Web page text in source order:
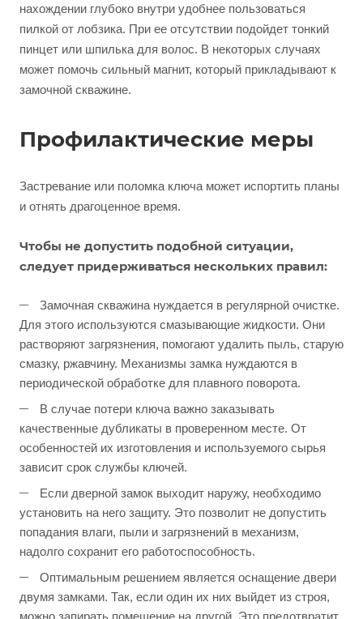
нахождении глубоко внутри удобнее пользоваться
пилкой от лобзика. При ее отсутствии подойдет тонкий
пинцет или шпилька для волос. В некоторых случаях
может помочь сильный магнит, который прикладывают к
замочной скважине.
Профилактические меры
Застревание или поломка ключа может испортить планы
и отнять драгоценное время.
Чтобы не допустить подобной ситуации,
следует придерживаться нескольких правил:
Замочная скважина нуждается в регулярной очистке.
Для этого используются смазывающие жидкости. Они
растворяют загрязнения, помогают удалить пыль, старую
смазку, ржавчину. Механизмы замка нуждаются в
периодической обработке для плавного поворота.
В случае потери ключа важно заказывать
качественные дубликаты в проверенном месте. От
особенностей их изготовления и используемого сырья
зависит срок службы ключей.
Если дверной замок выходит наружу, необходимо
установить на него защиту. Это позволит не допустить
попадания влаги, пыли и загрязнений в механизм,
надолго сохранит его работоспособность.
Оптимальным решением является оснащение двери
двумя замками. Так, если один их них выйдет из строя,
можно запирать помещение на другой. Это предотвратит